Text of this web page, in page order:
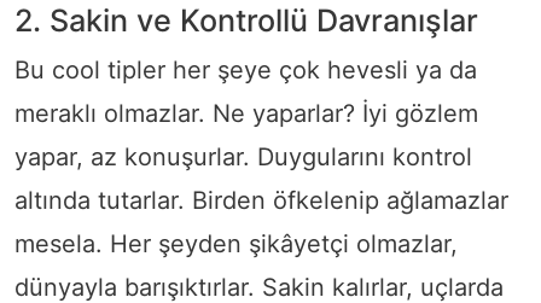
2. Sakin ve Kontrollü Davranışlar
Bu cool tipler her şeye çok hevesli ya da
meraklı olmazlar. Ne yaparlar? İyi gözlem
yapar, az konuşurlar. Duygularını kontrol
altında tutarlar. Birden öfkelenip ağlamazlar
mesela. Her şeyden şikâyetçi olmazlar,
dünyayla barışıktırlar. Sakin kalırlar, uçlarda